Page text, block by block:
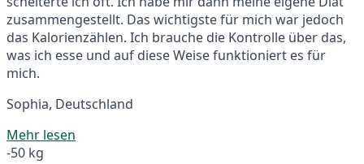
zusammengestellt. Das wichtigste für mich war jedoch
das Kalorienzählen. Ich brauche die Kontrolle über das,
was ich esse und auf diese Weise funktioniert es für
mich.
Sophia, Deutschland
Mehr lesen
-50 kg